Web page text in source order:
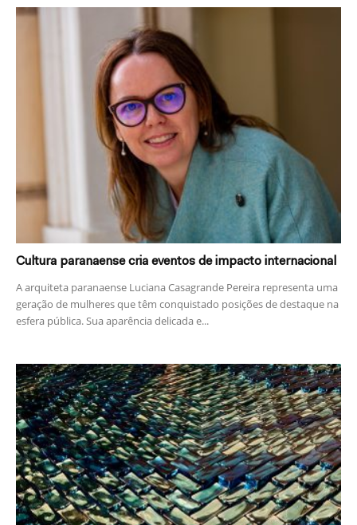
Cultura paranaense cria eventos de impacto internacional
A arquiteta paranaense Luciana Casagrande Pereira representa uma
geração de mulheres que têm conquistado posições de destaque na
esfera pública. Sua aparência delicada e...